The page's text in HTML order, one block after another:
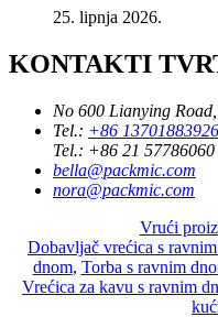
25. lipnja 2026.
KONTAKTI
No 600 Lianying
Tel.: +86 13701883926
Tel.: +86 21 57786060
bella@packmic.com
nora@packmic.com
Vrući
Dobavljač vrećica s
dnom, Torba s ravnim
Vrećica za kavu s ravnim